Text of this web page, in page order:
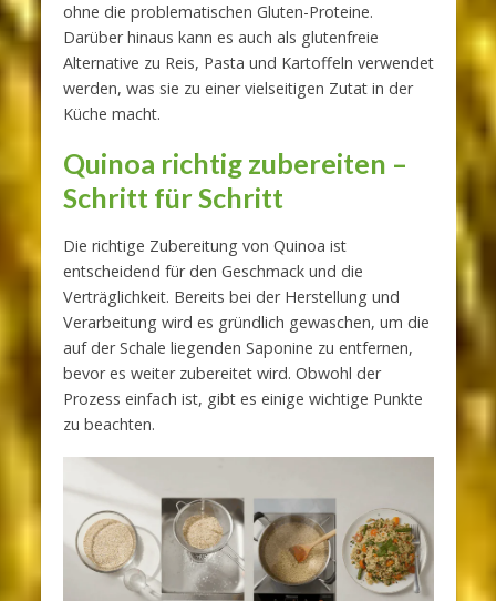
ohne die problematischen Gluten-Proteine.
Darüber hinaus kann es auch als glutenfreie
Alternative zu Reis, Pasta und Kartoffeln verwendet
werden, was sie zu einer vielseitigen Zutat in der
Küche macht.
Quinoa richtig zubereiten –
Schritt für Schritt
Die richtige Zubereitung von Quinoa ist
entscheidend für den Geschmack und die
Verträglichkeit. Bereits bei der Herstellung und
Verarbeitung wird es gründlich gewaschen, um die
auf der Schale liegenden Saponine zu entfernen,
bevor es weiter zubereitet wird. Obwohl der
Prozess einfach ist, gibt es einige wichtige Punkte
zu beachten.